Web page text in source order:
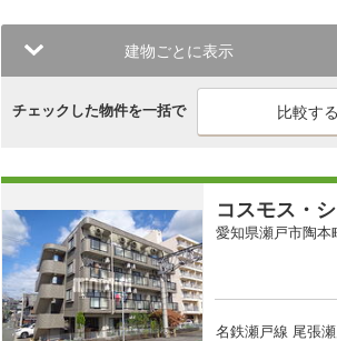
建物ごとに表示
チェックした物件を一括で
コスモス・
愛知県瀬戸市陶本
名鉄瀬戸線 尾張